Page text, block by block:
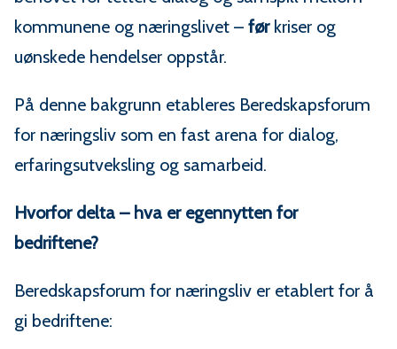
kommunene og næringslivet – førkriser og
uønskede hendelser oppstår.
På denne bakgrunn etableres Beredskapsforum
for næringsliv som en fast arena for dialog,
erfaringsutveksling og samarbeid.
Hvorfor delta – hva er egennytten for
bedriftene?
Beredskapsforum for næringsliv er etablert for å
gi bedriftene: